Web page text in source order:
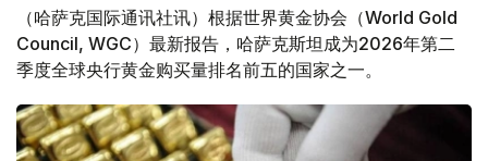
（哈萨克国际通讯社讯）根据世界黄金协会（World Gold
Council, WGC）最新报告，哈萨克斯坦成为2026年第二
季度全球央行黄金购买量排名前五的国家之一。